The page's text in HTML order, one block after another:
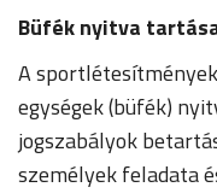
Büfék nyitva
A
egységek (büfék)
jogszabályok
személyek feladata